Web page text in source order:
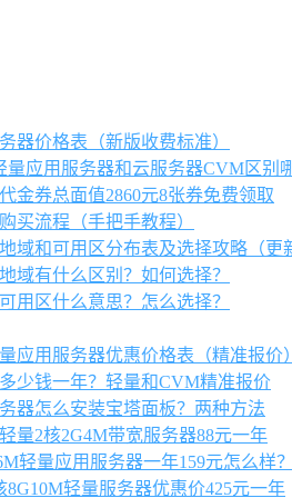
器价格表（新版收费标准）
量应用服务器和云服务器CVM区别
金券总面值2860元8张券免费领取
买流程（手把手教程）
域和可用区分布表及选择攻略（更
域有什么区别？如何选择？
用区什么意思？怎么选择？
应用服务器优惠价格表（精准报价）
少钱一年？轻量和CVM精准报价
器怎么安装宝塔面板？两种方法
量2核2G4M带宽服务器88元一年
轻量应用服务器一年159元怎么样？
8G10M轻量服务器优惠价425元一年